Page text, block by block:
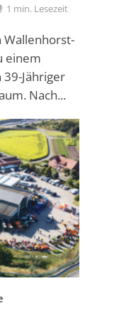
1 min. Lesezeit
Wallenhorst-
einem
Jähriger
Nach...